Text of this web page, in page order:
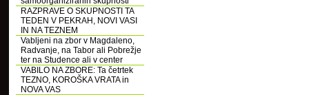
RAZPRAVE O SKUPNOSTI TA
TEDEN V PEKRAH, NOVI VASI
IN NA TEZNEM
Vabljeni na zbor v Magdaleno,
Radvanje, na Tabor ali Pobrežje
ter na Studence ali v center
VABILO NA ZBORE: Ta četrtek
TEZNO, KOROŠKA VRATA in
NOVA VAS